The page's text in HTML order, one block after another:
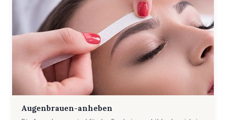
Augenbrauen-anheben